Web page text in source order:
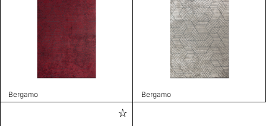
Bergamo Bergamo